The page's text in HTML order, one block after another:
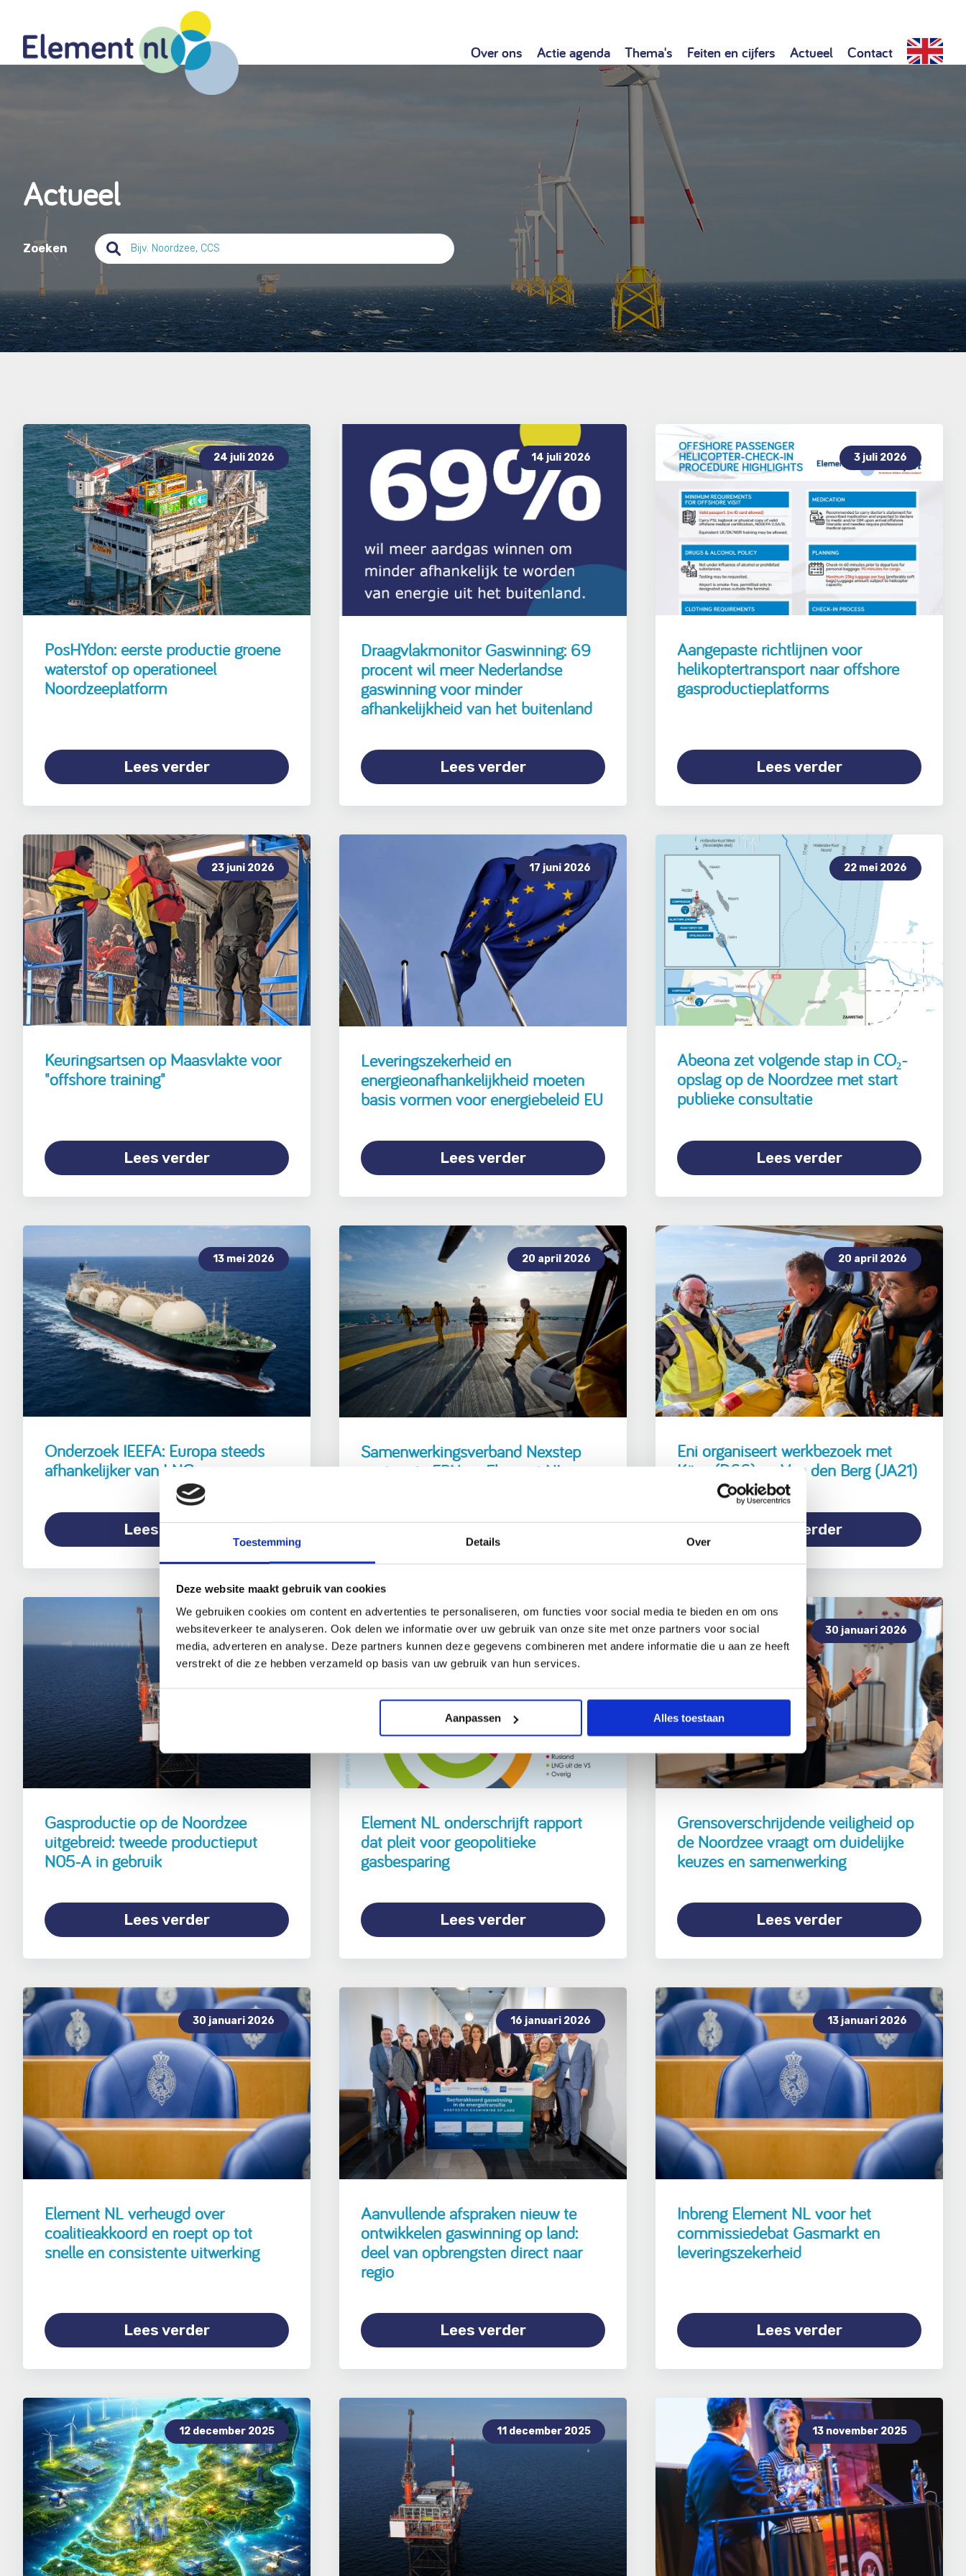
Toestemming Details Over
Deze website maakt gebruik van cookies
We gebruiken cookies om content en advertenties te personaliseren, om functies voor social media te bieden en om ons
websiteverkeer te analyseren. Ook delen we informatie over uw gebruik van onze site met onze partners voor social
media, adverteren en analyse. Deze partners kunnen deze gegevens combineren met andere informatie die u aan ze heeft
verstrekt of die ze hebben verzameld op basis van uw gebruik van hun services.
Aanpassen Alles toestaan
inhoud
Over ons Actie agenda Thema's Feiten en cijfers Actueel Contact
Actueel
Zoeken
24 juli 2026
PosHYdon: eerste productie groene
waterstof op operationeel
Noordzeeplatform
Lees verder
14 juli 2026
Draagvlakmonitor Gaswinning: 69
procent wil meer Nederlandse
gaswinning voor minder
afhankelijkheid van het buitenland
Lees verder
3 juli 2026
Aangepaste richtlijnen voor
helikoptertransport naar offshore
gasproductieplatforms
Lees verder
23 juni 2026
Keuringsartsen op Maasvlakte voor
"offshore training"
Lees verder
17 juni 2026
Leveringszekerheid en
energieonafhankelijkheid moeten
basis vormen voor energiebeleid EU
Lees verder
22 mei 2026
Abeona zet volgende stap in CO₂-
opslag op de Noordzee met start
publieke consultatie
Lees verder
13 mei 2026
Onderzoek IEEFA: Europa steeds
afhankelijker van LNG
Lees verder
20 april 2026
Samenwerkingsverband Nexstep
gaat op in EBN en Element NL
Lees verder
20 april 2026
Eni organiseert werkbezoek met
Köse (D66) en Van den Berg (JA21)
Lees verder
7 april 2026
Gasproductie op de Noordzee
uitgebreid: tweede productieput
N05-A in gebruik
Lees verder
18 maart 2026
Element NL onderschrijft rapport
dat pleit voor geopolitieke
gasbesparing
Lees verder
30 januari 2026
Grensoverschrijdende veiligheid op
de Noordzee vraagt om duidelijke
keuzes en samenwerking
Lees verder
30 januari 2026
Element NL verheugd over
coalitieakkoord en roept op tot
snelle en consistente uitwerking
Lees verder
16 januari 2026
Aanvullende afspraken nieuw te
ontwikkelen gaswinning op land:
deel van opbrengsten direct naar
regio
Lees verder
13 januari 2026
Inbreng Element NL voor het
commissiedebat Gasmarkt en
leveringszekerheid
Lees verder
12 december 2025 11 december 2025 13 november 2025